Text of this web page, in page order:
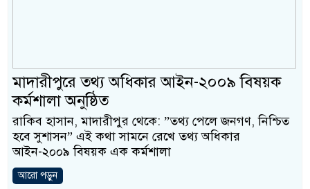
মিরপুর মডেল থানার
২৮ লাখ টাকার জাল
থানা পুলিশ
মাদারীপুরে তথ্য অধিকার আইন-২০০৯ বিষয়ক
কর্মশালা অনুষ্ঠিত
রাকিব হাসান, মাদারীপুর থেকে: ‍”তথ্য পেলে জনগণ, ‍নিশ্চিত
হবে সুশাসন” এই কথা সামনে রেখে তথ্য অধিকার
আইন-২০০৯ বিষয়ক এক কর্মশালা
আরো পড়ুন